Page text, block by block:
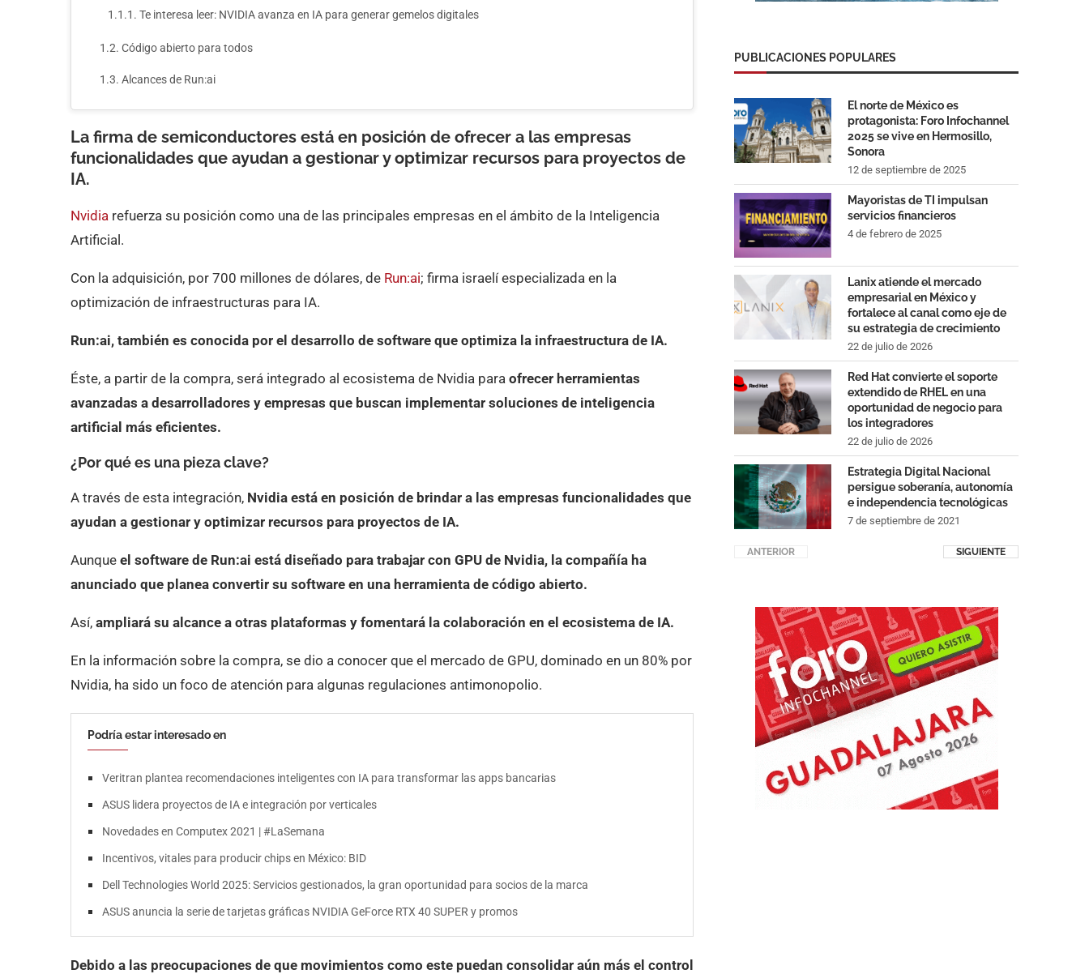
Te interesa leer: NVIDIA avanza en IA para generar gemelos digitales
Código abierto para todos
Alcances de Run:ai
La firma de semiconductores está en posición de ofrecer a las empresas
funcionalidades que ayudan a gestionar y optimizar recursos para proyectos de
IA.
Nvidia refuerza su posición como una de las principales empresas en el ámbito de la Inteligencia
Artificial.
Con la adquisición, por 700 millones de dólares, de Run:ai; firma israelí especializada en la
optimización de infraestructuras para IA.
Run:ai, también es conocida por el desarrollo de software que optimiza la infraestructura de IA.
Éste, a partir de la compra, será integrado al ecosistema de Nvidia para ofrecer herramientas
avanzadas a desarrolladores y empresas que buscan implementar soluciones de inteligencia
artificial más eficientes.
¿Por qué es una pieza clave?
A través de esta integración, Nvidia está en posición de brindar a las empresas funcionalidades que
ayudan a gestionar y optimizar recursos para proyectos de IA.
Aunque el software de Run:ai está diseñado para trabajar con GPU de Nvidia, la compañía ha
anunciado que planea convertir su software en una herramienta de código abierto.
Así, ampliará su alcance a otras plataformas y fomentará la colaboración en el ecosistema de IA.
En la información sobre la compra, se dio a conocer que el mercado de GPU, dominado en un 80% por
Nvidia, ha sido un foco de atención para algunas regulaciones antimonopolio.
Podría estar interesado en
Veritran plantea recomendaciones inteligentes con IA para transformar las apps bancarias
ASUS lidera proyectos de IA e integración por verticales
Novedades en Computex 2021 | #LaSemana
Incentivos, vitales para producir chips en México: BID
Dell Technologies World 2025: Servicios gestionados, la gran oportunidad para socios de la marca
ASUS anuncia la serie de tarjetas gráficas NVIDIA GeForce RTX 40 SUPER y promos
Debido a las preocupaciones de que movimientos como este puedan consolidar aún más el control
PUBLICACIONES POPULARES
El norte de México es
protagonista: Foro Infochannel
2025 se vive en Hermosillo,
Sonora
12 de septiembre de 2025
Mayoristas de TI impulsan
servicios financieros
4 de febrero de 2025
Lanix atiende el mercado
empresarial en México y
fortalece al canal como eje de
su estrategia de crecimiento
22 de julio de 2026
Red Hat convierte el soporte
extendido de RHEL en una
oportunidad de negocio para
los integradores
22 de julio de 2026
Estrategia Digital Nacional
persigue soberanía, autonomía
e independencia tecnológicas
7 de septiembre de 2021
ANTERIOR SIGUIENTE